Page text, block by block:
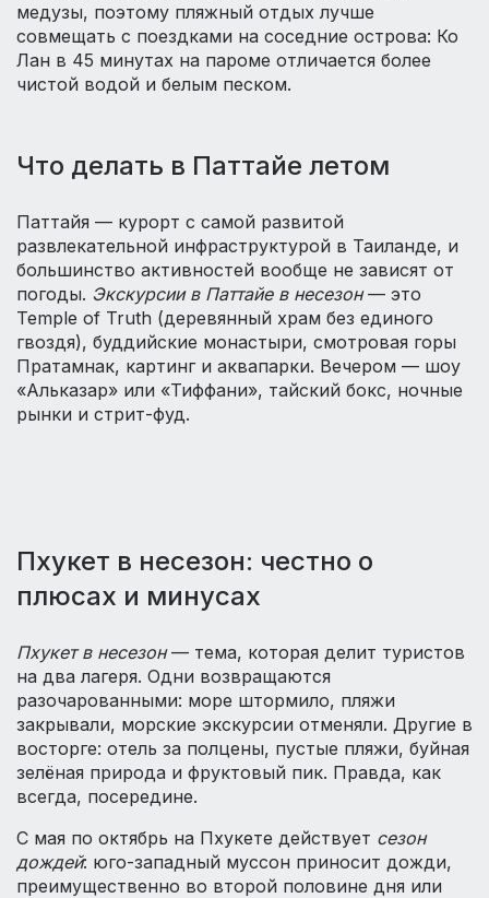
медузы, поэтому пляжный отдых лучше
совмещать с поездками на соседние острова: Ко
Лан в 45 минутах на пароме отличается более
чистой водой и белым песком.
Что делать в Паттайе летом
Паттайя — курорт с самой развитой
развлекательной инфраструктурой в Таиланде, и
большинство активностей вообще не зависят от
погоды. Экскурсии в Паттайе в несезон— это
Temple of Truth (деревянный храм без единого
гвоздя), буддийские монастыри, смотровая горы
Пратамнак, картинг и аквапарки. Вечером — шоу
«Альказар» или «Тиффани», тайский бокс, ночные
рынки и стрит-фуд.
Пхукет в несезон: честно о
плюсах и минусах
Пхукет в несезон— тема, которая делит туристов
на два лагеря. Одни возвращаются
разочарованными: море штормило, пляжи
закрывали, морские экскурсии отменяли. Другие в
восторге: отель за полцены, пустые пляжи, буйная
зелёная природа и фруктовый пик. Правда, как
всегда, посередине.
С мая по октябрь на Пхукете действует сезон
дождей: юго-западный муссон приносит дожди,
преимущественно во второй половине дня или